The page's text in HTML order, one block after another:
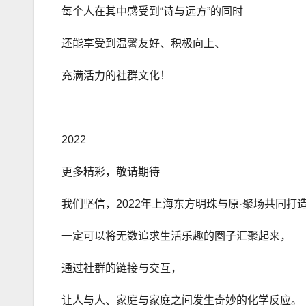
每个人在其中感受到“诗与远方”的同时
还能享受到温馨友好、积极向上、
充满活力的社群文化！
2022
更多精彩，敬请期待
我们坚信，2022年上海东方明珠与原·聚场共同打
一定可以将无数追求生活乐趣的圏子汇聚起来，
通过社群的链接与交互，
让人与人、家庭与家庭之间发生奇妙的化学反应。